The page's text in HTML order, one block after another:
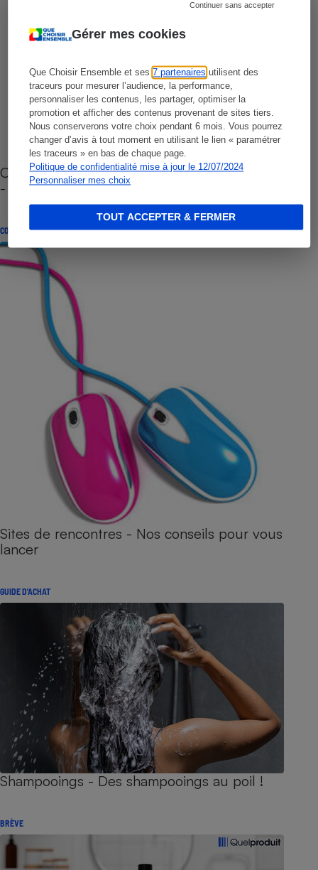
Gérer mes cookies
Que Choisir Ensemble et ses7 partenaires utilisent des
traceurs pour mesurer l’audience, la performance,
personnaliser les contenus, les partager, optimiser la
promotion et afficher des contenus provenant de sites tiers.
Nous conserverons votre choix pendant 6 mois. Vous pourrez
changer d’avis à tout moment en utilisant le lien « paramétrer
les traceurs » en bas de chaque page.
Politique de confidentialité mise à jour le 12/07/2024
Personnaliser mes choix
Continuer sans accepter
TOUT ACCEPTER & FERMER
Cafetière à capsules zéro déchet CoffeeB (vidéo)
- Premières impressions
CONSEILS
Sites de rencontres - Nos conseils pour vous
lancer
GUIDE D'ACHAT
Shampooings - Des shampooings au poil !
BRÈVE